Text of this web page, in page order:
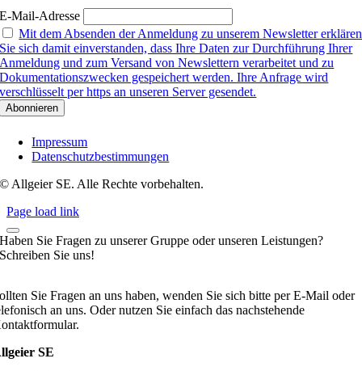
E-Mail-Adresse
Mit dem Absenden der Anmeldung zu unserem Newsletter erklären
Sie sich damit einverstanden, dass Ihre Daten zur Durchführung Ihrer
Anmeldung und zum Versand von Newslettern verarbeitet und zu
Dokumentationszwecken gespeichert werden. Ihre Anfrage wird
verschlüsselt per https an unseren Server gesendet.
Impressum
Datenschutzbestimmungen
© Allgeier SE. Alle Rechte vorbehalten.
Page load link
Haben Sie Fragen zu unserer Gruppe oder unseren Leistungen?
Schreiben Sie uns!
Sie Fragen an uns haben, wenden Sie sich bitte per E-Mail oder
an uns. Oder nutzen Sie einfach das nachstehende
SE